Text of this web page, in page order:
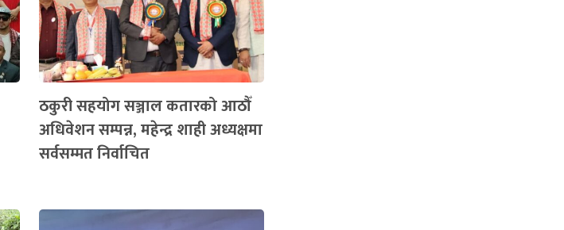
ठकुरी सहयोग सञ्जाल कतारको आठौँ
अधिवेशन सम्पन्न, महेन्द्र शाही अध्यक्षमा
सर्वसम्मत निर्वाचित